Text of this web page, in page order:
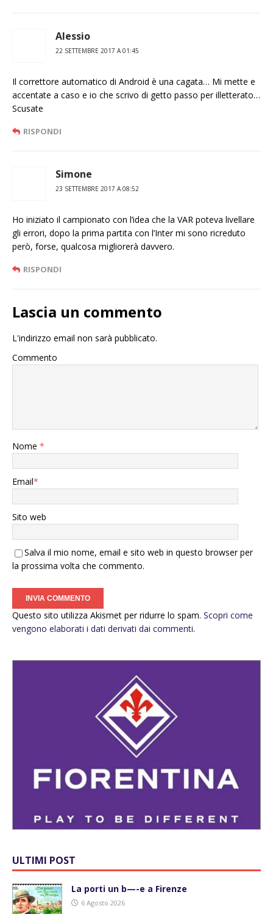
Alessio
22 SETTEMBRE 2017 A 01:45
Il correttore automatico di Android è una cagata… Mi mette e
accentate a caso e io che scrivo di getto passo per illetterato…
Scusate
RISPONDI
Simone
23 SETTEMBRE 2017 A 08:52
Ho iniziato il campionato con l’idea che la VAR poteva livellare
gli errori, dopo la prima partita con l’Inter mi sono ricreduto
però, forse, qualcosa migliorerà davvero.
RISPONDI
Lascia un commento
L'indirizzo email non sarà pubblicato.
Commento
Nome *
Email*
Sito web
Salva il mio nome, email e sito web in questo browser per
la prossima volta che commento.
Questo sito utilizza Akismet per ridurre lo spam. Scopri come
vengono elaborati i dati derivati dai commenti.
ULTIMI POST
La porti un b—-e a Firenze
6 Agosto 2026